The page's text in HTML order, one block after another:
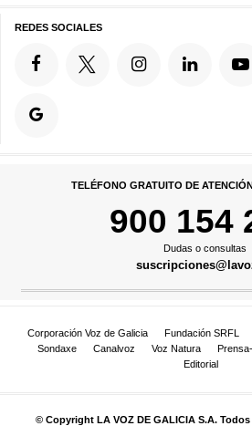
REDES SOCIALES
TELÉFONO GRATUITO DE
900 154
Dudas o consultas
Corporación Voz de Galicia Fundación SRFL
Sondaxe
Canalvoz Voz Natura
Editorial
© Copyright LA VOZ DE GALICIA S.A.